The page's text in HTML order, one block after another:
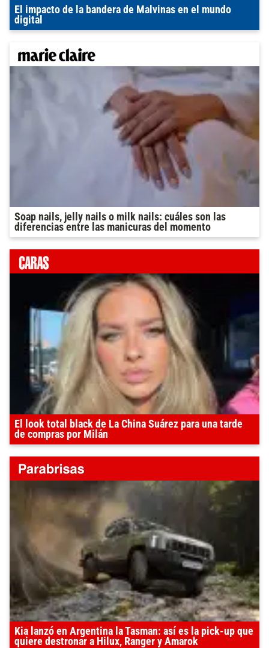
El impacto de la bandera de Malvinas en el mundo
digital
Soap nails, jelly nails o milk nails: cuáles son las
diferencias entre las manicuras del momento
El look total black de La China Suárez para una tarde
de compras por Milán
Kia lanzó en Argentina la Tasman: así es la pick-up que
quiere destronar a Hilux, Ranger y Amarok